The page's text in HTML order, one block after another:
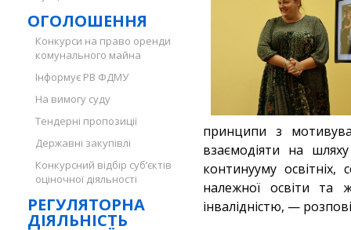
ОГОЛОШЕННЯ
Конкурси на право оренди
комунального майна
Інформує РВ ФДМУ
На вимогу суду
Тендерні пропозиції
Державні закупівлі
Конкурсний відбір суб’єктів
оціночної діяльності
РЕГУЛЯТОРНА
ДІЯЛЬНІСТЬ
принципи з
взаємодіяти на
континууму
належної освіти та
інвалідністю, —